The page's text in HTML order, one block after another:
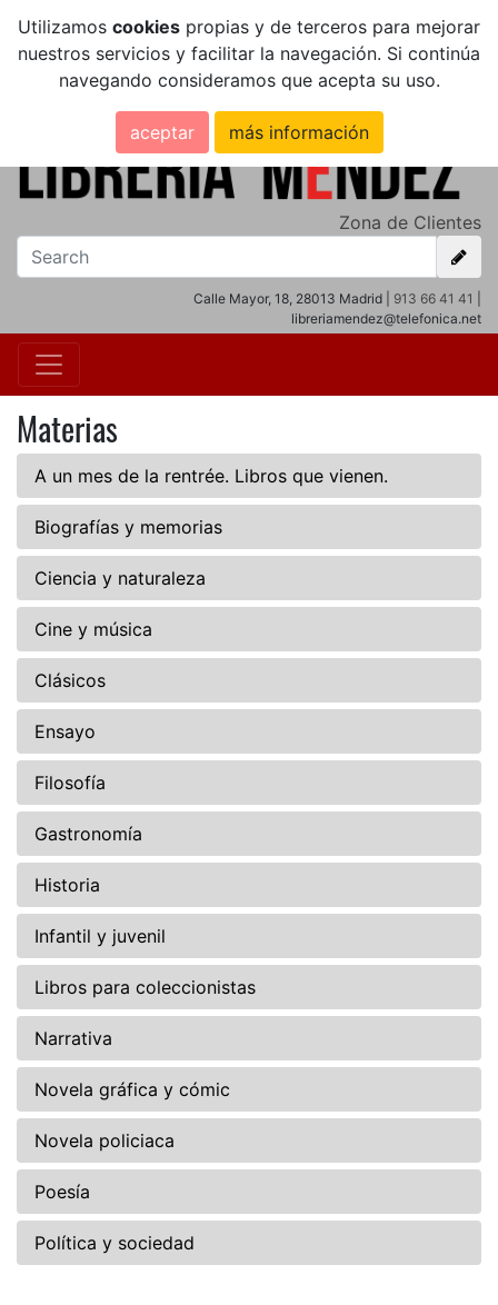
Utilizamos cookies propias y de terceros para mejorar
nuestros servicios y facilitar la navegación. Si continúa
navegando consideramos que acepta su uso.
aceptar más información
Zona de Clientes
Calle Mayor, 18, 28013 Madrid | 913 66 41 41
libreriamendez@telefonica.net
Materias
A un mes de la rentrée. Libros que vienen.
Biografías y memorias
Ciencia y naturaleza
Cine y música
Clásicos
Ensayo
Filosofía
Gastronomía
Historia
Infantil y juvenil
Libros para coleccionistas
Narrativa
Novela gráfica y cómic
Novela policiaca
Poesía
Política y sociedad